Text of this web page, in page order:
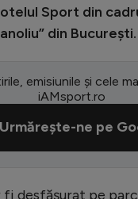
League
2026
A
1
Sport din
din București.
emisiunile și cele
iAMsport.ro
Urmărește-ne pe
desfășurat pe